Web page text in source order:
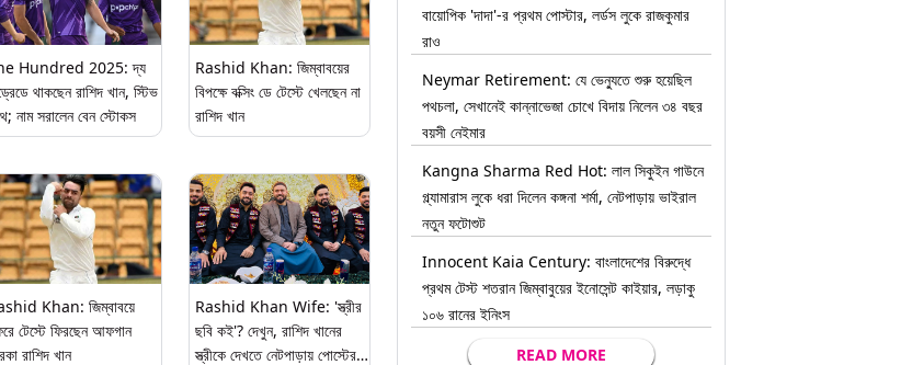
Hundred 2025: দ্য
থাকছেন রাশিদ খান, স্টিভ
নাম সরালেন বেন স্টোকস
Rashid Khan: জিম্বাবয়ের
বিপক্ষে বক্সিং ডে টেস্টে খেলছেন না
রাশিদ খান
Khan: জিম্বাবয়ে
টেস্টে ফিরছেন আফগান
রাশিদ খান
Rashid Khan Wife: 'স্ত্রীর
ছবি কই'? দেখুন, রাশিদ খানের
স্ত্রীকে দেখতে নেটপাড়ায় পোস্টের
বায়োপিক 'দাদা'-র প্রথম পোস্টার, লর্ডস লুকে রাজকুমার
রাও
Neymar Retirement: যে ভেন্যুতে শুরু হয়েছিল
পথচলা, সেখানেই কান্নাভেজা চোখে বিদায় নিলেন ৩৪ বছর
বয়সী নেইমার
Kangna Sharma Red Hot: লাল সিকুইন গাউনে
গ্ল্যামারাস লুকে ধরা দিলেন কঙ্গনা শর্মা, নেটপাড়ায় ভাইরাল
নতুন ফটোশুট
Innocent Kaia Century: বাংলাদেশের বিরুদ্ধে
প্রথম টেস্ট শতরান জিম্বাবুয়ের ইনোসেন্ট কাইয়ার, লড়াকু
১০৬ রানের ইনিংস
READ MORE